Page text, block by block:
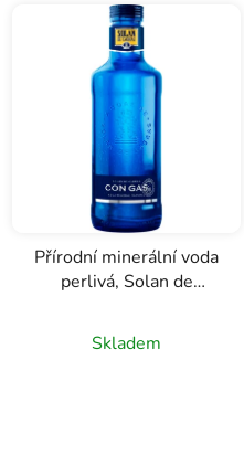
Přírodní minerální voda
perlivá, Solan de
hodnocení
Skladem